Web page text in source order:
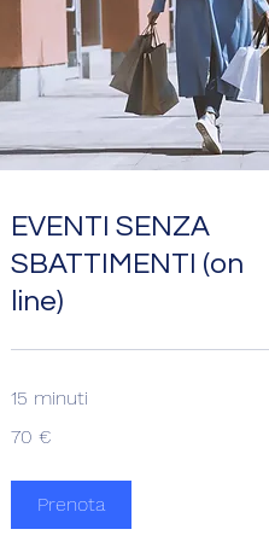
EVENTI SENZA
SBATTIMENTI (on
line)
15 minuti
euro
70 €
Prenota